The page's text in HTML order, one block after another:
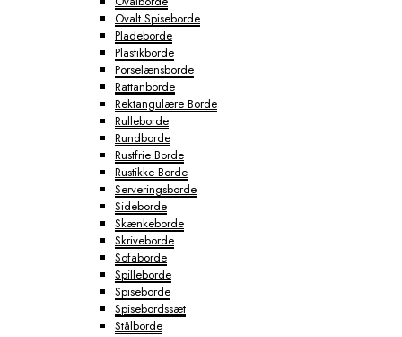
Ovalt Spiseborde
Pladeborde
Plastikborde
Porselænsborde
Rattanborde
Rektangulære Borde
Rulleborde
Rundborde
Rustfrie Borde
Rustikke Borde
Serveringsborde
Sideborde
Skænkeborde
Skriveborde
Sofaborde
Spilleborde
Spiseborde
Spisebordssæt
Stålborde